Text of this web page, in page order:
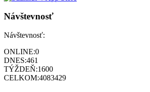
Návštevnosť
Návštevnosť:
ONLINE:0
DNES:461
TÝŽDEŇ:1600
CELKOM:4083429